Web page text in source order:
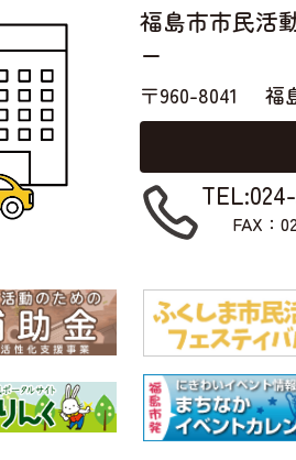
福島市市民活
ー
〒960-8041 福
FAX：